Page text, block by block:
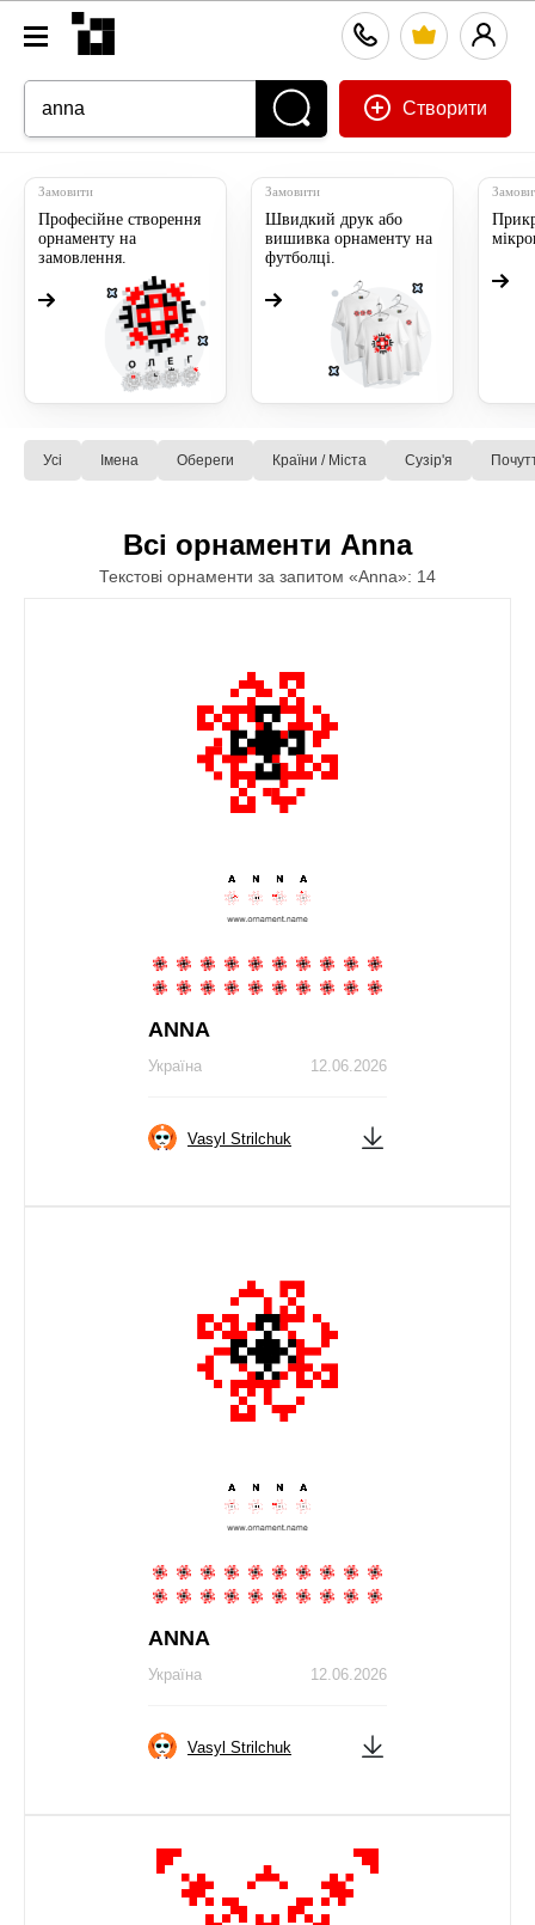
Створити
Замовити
Професійне створення
орнаменту на
замовлення.
Замовити
Швидкий друк або
вишивка орнаменту на
футболці.
Усі Імена Обереги Країни / Міста Сузiр'я
Всі орнаменти Anna
Текстові орнаменти за запитом «Anna»: 14
ANNA
12.06.2026
Україна
Vasyl Strilchuk
ANNA
12.06.2026
Україна
Vasyl Strilchuk